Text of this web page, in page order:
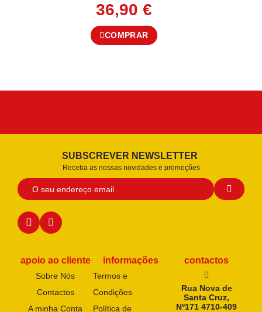
36,90 €
COMPRAR
SUBSCREVER NEWSLETTER
Receba as nossas novidades e promoções
apoio ao cliente
Sobre Nós
Contactos
A minha Conta
informações
Termos e
Condições
Política de
contactos
Rua Nova de
Santa Cruz,
Nº171 4710-409